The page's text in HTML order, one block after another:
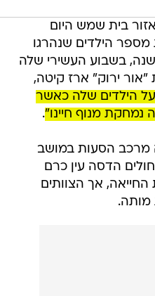
בית שמש היום
הילדים שנהרגו
בשבוע העשירי שלה
ירוק" ארז קיטה,
הילדים שלה כאשר
מנוף חיינו".
מרכב הסעות במושב
הדסה עין כרם
החייאה, אך הצוותים
מותה.